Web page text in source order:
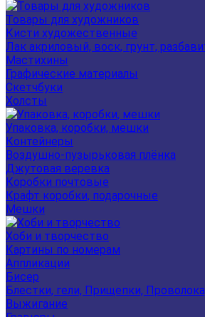
Товары для художников
Кисти художественные
Лак акриловый, воск, грунт,
Мастихины
Графические материалы
Скетчбуки
Холсты
Упаковка, коробки, мешки
Контейнеры
Воздушно-пузырьковая плёнка
Джутовая веревка
Коробки почтовые
Крафт коробки, подарочные
Мешки
Хоби и творчество
Картины по номерам
Аппликации
Бисер
Блестки, гели, Прищепки,
Выжигание